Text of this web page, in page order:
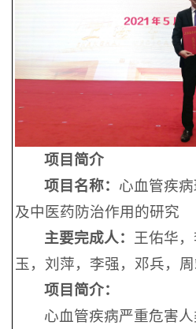
项目简介
项目名称： 心血管疾
及中医药防治作用的研究
主要完成人： 王佑华
玉，刘萍，李强，邓兵，
项目简介：
心血管疾病严重危害